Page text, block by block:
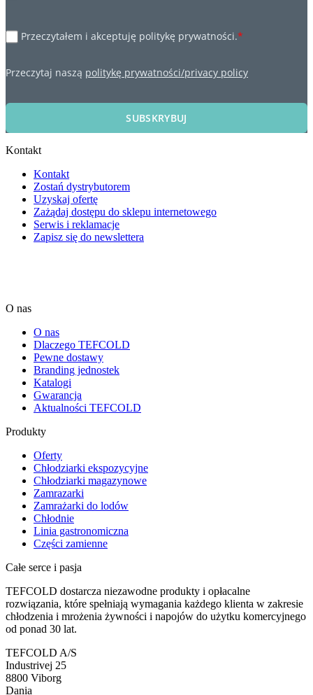
Przeczytałem i akceptuję politykę prywatności.*
Przeczytaj naszą politykę prywatności/privacy policy
SUBSKRYBUJ
Kontakt
Kontakt
Zostań dystrybutorem
Uzyskaj ofertę
Zażądaj dostępu do sklepu internetowego
Serwis i reklamacje
Zapisz się do newslettera
O nas
O nas
Dlaczego TEFCOLD
Pewne dostawy
Branding jednostek
Katalogi
Gwarancja
Aktualności TEFCOLD
Produkty
Oferty
Chłodziarki ekspozycyjne
Chłodziarki magazynowe
Zamrazarki
Zamrażarki do lodów
Chłodnie
Linia gastronomiczna
Części zamienne
Całe serce i pasja
TEFCOLD dostarcza niezawodne produkty i opłacalne
rozwiązania, które spełniają wymagania każdego klienta w zakresie
chłodzenia i mrożenia żywności i napojów do użytku komercyjnego
od ponad 30 lat.
TEFCOLD A/S
Industrivej 25
8800 Viborg
Dania